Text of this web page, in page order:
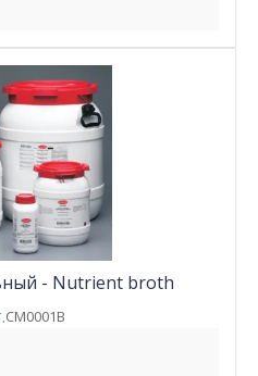
- Nutrient broth
CM0001B